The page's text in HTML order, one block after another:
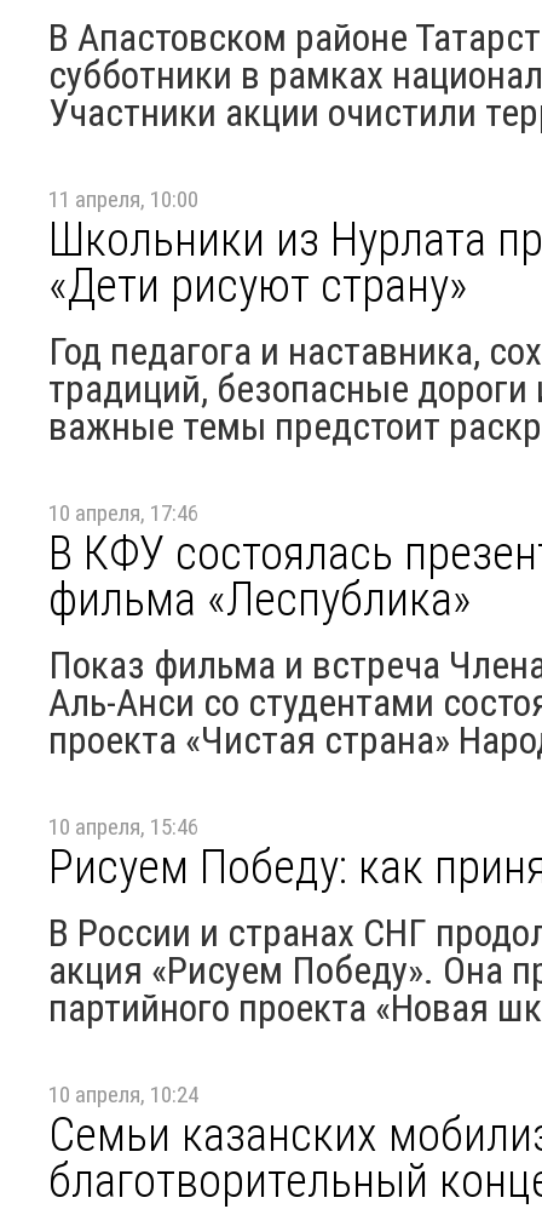
В Апастовском районе
субботники в рамках
Участники акции очистили
11 апреля, 10:00
Школьники из Нурлата
«Дети рисуют страну»
Год педагога и наставника,
традиций, безопасные
важные темы предстоит
10 апреля, 17:46
В КФУ состоялась
фильма «Леспублика»
Показ фильма и встреча
Аль-Анси со студентами
проекта «Чистая страна»
10 апреля, 15:46
Рисуем Победу: как
В России и странах СНГ
акция «Рисуем Победу». Она
партийного проекта «Новая
10 апреля, 10:24
Семьи казанских
благотворительный